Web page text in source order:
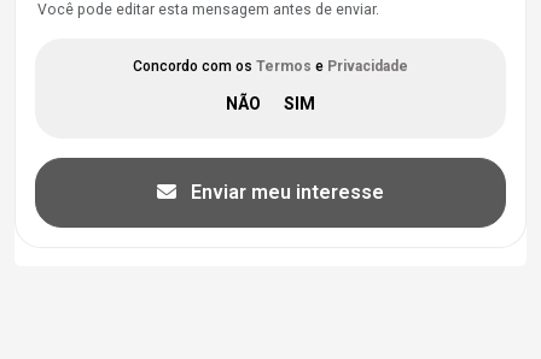
Você pode editar esta mensagem antes de enviar.
Concordo com os Termos e Privacidade
Enviar meu interesse